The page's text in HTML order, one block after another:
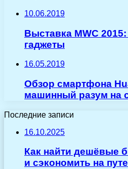
10.06.2019
Выставка MWC
гаджеты
16.05.2019
Обзор смартфона
машинный разум на
Последние записи
16.10.2025
Как найти дешёвые
и сэкономить на